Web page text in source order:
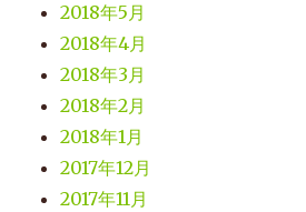
2018年5月
2018年4月
2018年3月
2018年2月
2018年1月
2017年12月
2017年11月